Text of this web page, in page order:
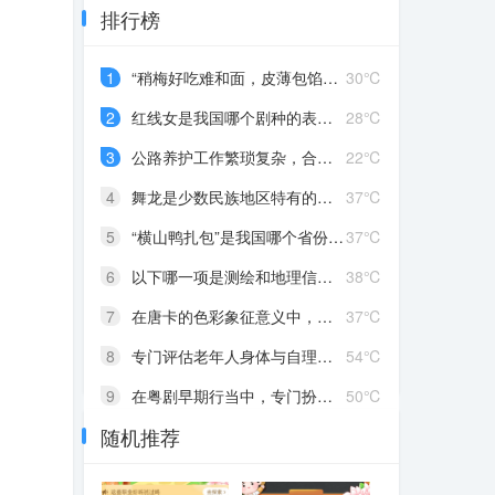
排行榜
30℃
1
“稍梅好吃难和面，皮薄包馅打花难”说的是哪种非遗技艺
28℃
2
红线女是我国哪个剧种的表演艺术家
22℃
3
公路养护工作繁琐复杂，合格的公路养护工程技术人员应该是
37℃
4
舞龙是少数民族地区特有的艺术形式吗
37℃
5
“横山鸭扎包”是我国哪个省份的非遗美食
38℃
6
以下哪一项是测绘和地理信息工程技术人员的工作内容
37℃
7
在唐卡的色彩象征意义中，以下哪种颜色通常表示吉祥、纯洁
54℃
8
专门评估老年人身体与自理能力，以便提供精准养老服务的职业是
50℃
9
在粤剧早期行当中，专门扮演性格刚强、粗犷的男性角色是
10 在进出口贸易中，负责办理国际货物运输、报关、报检业务的是
随机推荐